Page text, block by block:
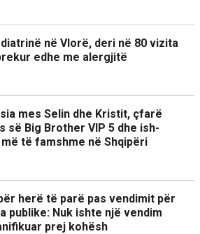
në Vlorë, deri në 80 vizita
edhe me alergjitë
mes Selin dhe Kristit, çfarë
së Big Brother VIP 5 dhe ish-
të famshme në Shqipëri
herë të parë pas vendimit për
publike: Nuk ishte një vendim
prej kohësh